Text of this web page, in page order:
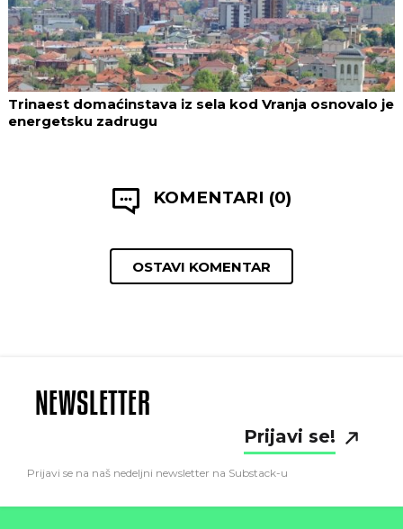
Trinaest domaćinstava iz sela kod Vranja osnovalo je
energetsku zadrugu
KOMENTARI (0)
OSTAVI KOMENTAR
NEWSLETTER
Prijavi se!
Prijavi se na naš nedeljni newsletter na Substack-u